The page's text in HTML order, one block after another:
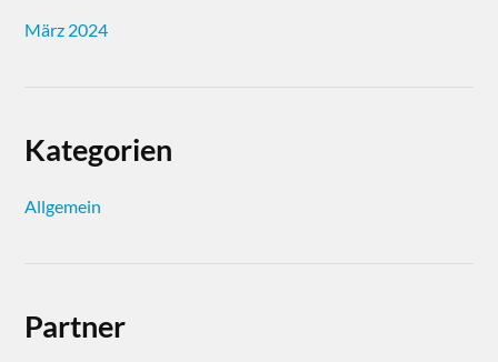
März 2024
Kategorien
Allgemein
Partner